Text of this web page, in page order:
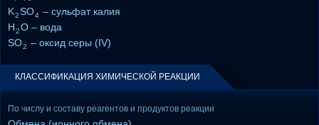
K2SO4 – сульфат калия
H2O – вода
SO2 – оксид серы (IV)
КЛАССИФИКАЦИЯ ХИМИЧЕСКОЙ РЕАКЦИИ
По числу и составу реагентов и продуктов реакции